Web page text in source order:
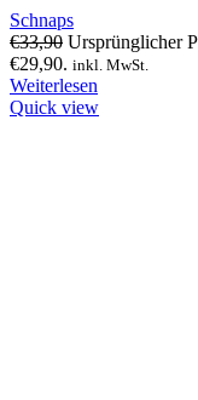
Schnaps
€33,90 Ursprünglicher
€29,90. inkl. MwSt.
Weiterlesen
Quick view